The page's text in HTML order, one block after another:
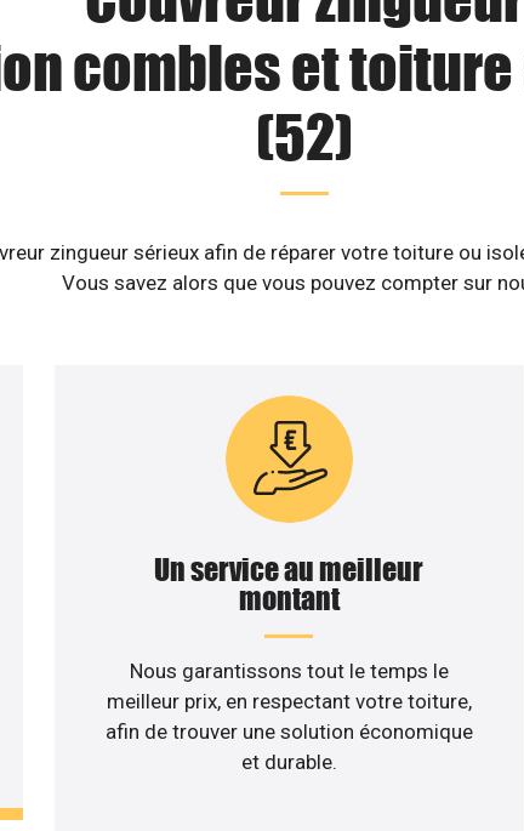
combles et toiture
(52)
zingueur sérieux afin de réparer votre toiture ou
Vous savez alors que vous pouvez compter sur
Un service au meilleur
montant
Nous garantissons tout le temps le
meilleur prix, en respectant votre toiture,
afin de trouver une solution économique
et durable.